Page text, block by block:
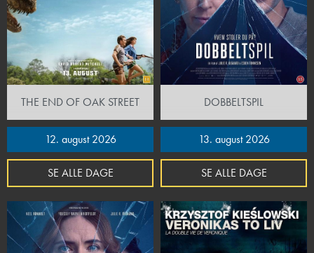
THE END OF OAK STREET
12. august 2026
SE ALLE DAGE
DOBBELTSPIL
13. august 2026
SE ALLE DAGE